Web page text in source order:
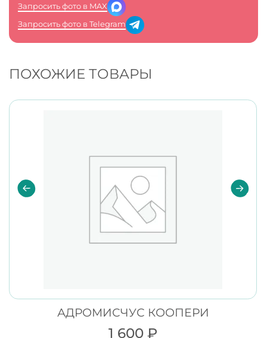
Запросить фото в MAX
Запросить фото в Telegram
ПОХОЖИЕ ТОВАРЫ
АДРОМИСЧУС КООПЕРИ
1 600₽